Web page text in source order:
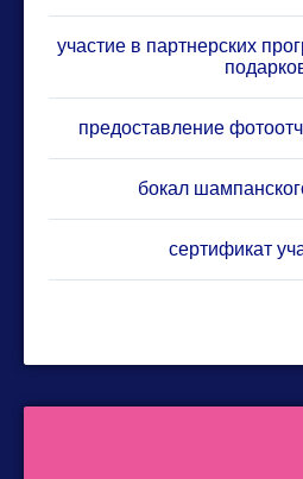
участие в партнерских
предоставление
бокал
сертификат